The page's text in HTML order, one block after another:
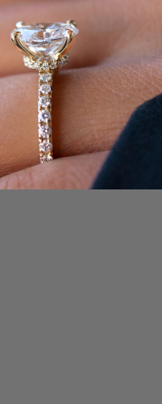
EINZIGARTIG
3D
Wollen Sie wissen,
würde und ob er
BESTELLE